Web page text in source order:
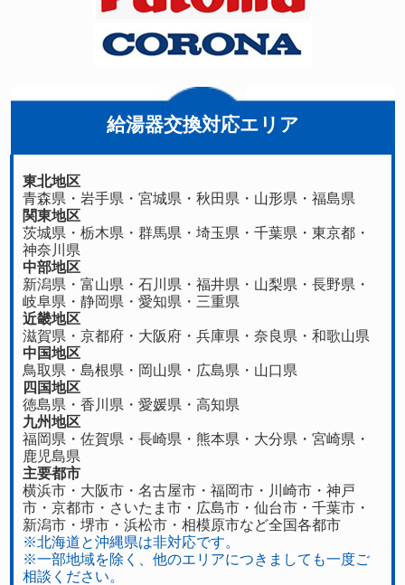
給湯器交換対応エリア
東北地区
青森県 ・岩手県 ・宮城県 ・秋田県 ・ 山形県 ・福島県
関東地区
茨城県 ・栃木県 ・群馬県 ・埼玉県 ・千葉県 ・東京都 ・
神奈川県
中部地区
新潟県 ・富山県 ・石川県 ・福井県 ・ 山梨県 ・長野県 ・
岐阜県 ・静岡県 ・愛知県 ・ 三重県
近畿地区
滋賀県 ・京都府 ・ 大阪府 ・兵庫県 ・奈良県 ・和歌山県
中国地区
鳥取県 ・島根県 ・ 岡山県 ・ 広島県 ・ 山口県
四国地区
徳島県 ・香川県・愛媛県 ・高知県
九州地区
福岡県 ・佐賀県 ・長崎県・ 熊本県 ・ 大分県 ・宮崎県 ・
鹿児島県
主要都市
横浜市・大阪市・名古屋市・福岡市・川崎市・神戸
市・京都市・さいたま市・広島市・仙台市・千葉市・
新潟市・堺市・浜松市・相模原市など全国各都市
※北海道と沖縄県は非対応です。
※一部地域を除く、他のエリアにつきましても一度ご
相談ください。